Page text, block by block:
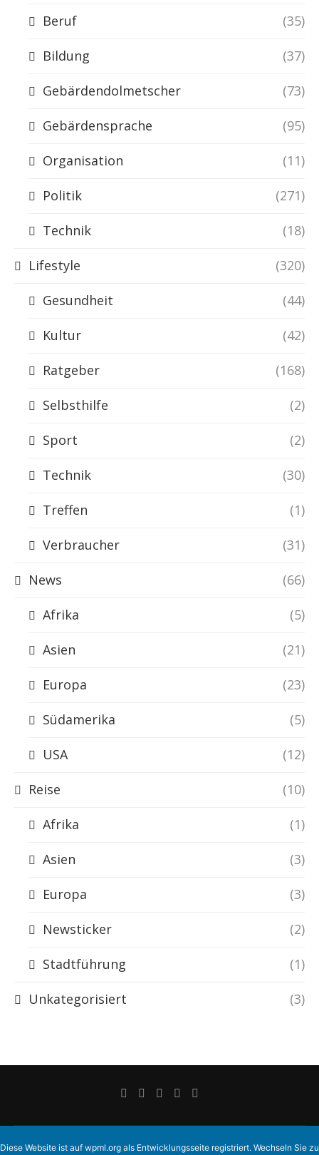
Beruf (35)
Bildung (37)
Gebärdendolmetscher (73)
Gebärdensprache (95)
Organisation (11)
Politik (271)
Technik (18)
Lifestyle (320)
Gesundheit (44)
Kultur (42)
Ratgeber (168)
Selbsthilfe (2)
Sport (2)
Technik (30)
Treffen (1)
Verbraucher (31)
News (66)
Afrika (5)
Asien (21)
Europa (23)
Südamerika (5)
USA (12)
Reise (10)
Afrika (1)
Asien (3)
Europa (3)
Newsticker (2)
Stadtführung (1)
Unkategorisiert (3)
Diese Website ist auf wpml.org als Entwicklungsseite registriert. Wechseln Sie zu